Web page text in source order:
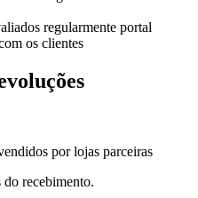
regularmente portal
os clientes
por lojas parceiras
recebimento.